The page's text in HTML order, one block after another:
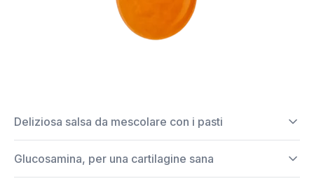
Deliziosa salsa da mescolare con i pasti
Glucosamina, per una cartilagine sana